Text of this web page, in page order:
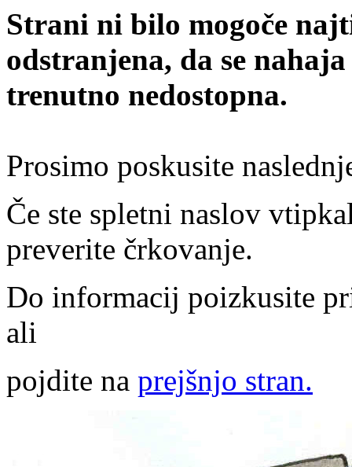
Strani ni bilo mogoče
odstranjena, da se
trenutno nedostopna.
Prosimo poskusite
Če ste spletni naslov
preverite črkovanje.
Do informacij poizkusite
ali
pojdite na prejšnjo stran.